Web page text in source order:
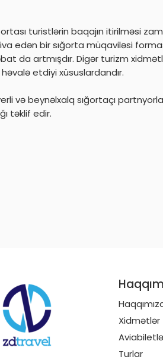
turistlərin baqajın itirilməsi
edən bir sığorta müqaviləsi
da artmışdır. Digər turizm
etdiyi xüsuslardandır.
yerli və beynəlxalq sığortaçı
təklif edir.
Xidmətlər
Turlar